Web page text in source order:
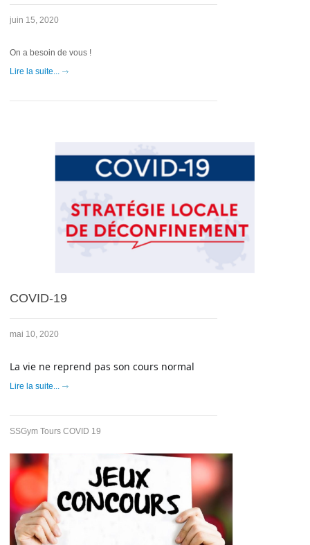
juin 15, 2020
On a besoin de vous !
Lire la suite...
COVID-19
mai 10, 2020
La vie ne reprend pas son cours normal
Lire la suite...
SSGym Tours COVID 19